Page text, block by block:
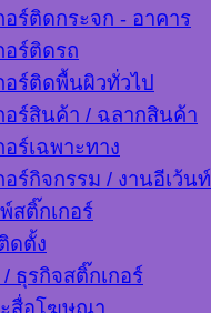
อร์ติดกระจก - อาคาร
อร์ติดรถ
อร์ติดพื้นผิวทั่วไป
อร์สินค้า / ฉลากสินค้า
อร์เฉพาะทาง
อร์กิจกรรม / งานอีเว้นท์
สติ๊กเกอร์
ดตั้ง
ธุรกิจสติ๊กเกอร์
สื่อโฆษณา